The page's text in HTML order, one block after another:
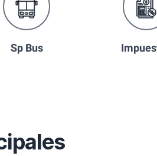
Sp Bus